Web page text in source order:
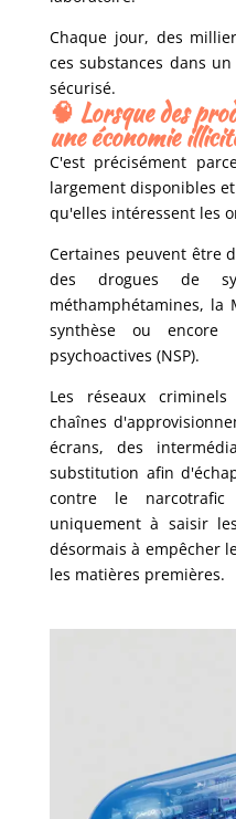
Chaque jour, des
ces substances dans
sécurisé.
🧠 Lorsque des
une économie
C'est précisément
largement disponibles
qu'elles intéressent les
Certaines peuvent être
des drogues de
méthamphétamines, la
synthèse ou encore
psychoactives (NSP).
Les réseaux
chaînes
écrans, des
substitution afin
contre le
uniquement à saisir
désormais à empêcher
les matières premières.